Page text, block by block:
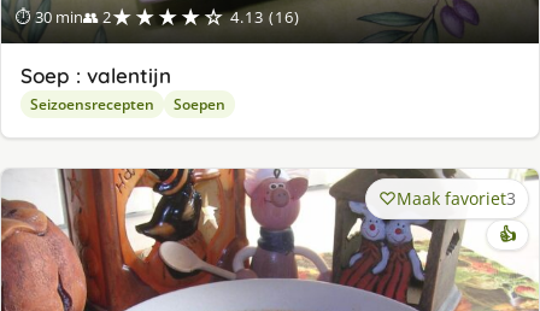
⏱ 30 min👥 2★★★★☆ 4.13 (16)
Soep : valentijn
Seizoensrecepten Soepen
Maak favoriet3
👍